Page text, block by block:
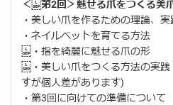
＜ 第2回＞魅せる爪をつくる美
・美しい爪を作るための理論、
・ネイルベットを育てる方法
・指を綺麗に魅せる爪の形
・美しい爪をつくる方法の実
すが個人差があります)
・第3回に向けての準備について